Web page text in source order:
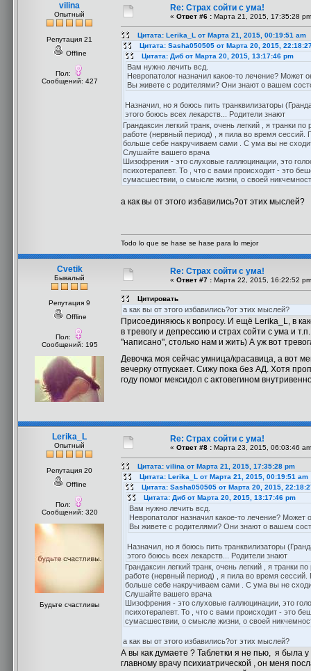
vilina
Опытный
Репутация 21
Offline
Пол:
Сообщений: 427
Re: Страх сойти с ума!
« Ответ #6 : Марта 21, 2015, 17:35:28
Цитата: Lerika_L от Марта 21, 2015, 00:19:51 am
Цитата: Sasha050505 от Марта 20, 2015,
Цитата: Диб от Марта 20, 2015, 13:17:46 pm
Вам нужно лечить всд.
Невропатолог назначил какое-то лечение? Может
Вы живете с родителями? Они знают о вашем
Назначил, но я боюсь пить транквилизаторы
этого боюсь всех лекарств... Родители знают
Грандаксин легкий транк, очень легкий , я транки
работе (нервный период) , я пила во время сессий.
больше себе накручиваем сами . С ума вы не
Слушайте вашего врача
Шизофрения - это слуховые галлюцинации, это
психотерапевт. То , что с вами происходит - это
сумасшествии, о смысле жизни, о своей
а как вы от этого избавились?от этих мыслей?
Todo lo que se hase se hase para lo mejor
Cvetik
Бывалый
Репутация 9
Offline
Пол:
Сообщений: 195
Re: Страх сойти с ума!
« Ответ #7 : Марта 22, 2015, 16:22:52
Цитировать
а как вы от этого избавились?от этих мыслей?
Присоединяюсь к вопросу. И ещё Lerika_L, в
в тревогу и депрессию и страх сойти с ума и
"написано", столько нам и жить) А уж вот
Девочка моя сейчас умница/красавица, а вот
вечерку отпускает. Сижу пока без АД. Хотя
году помог мексидол с актовегином
Lerika_L
Опытный
Репутация 20
Offline
Пол:
Сообщений: 320
Будьте счастливы
Re: Страх сойти с ума!
« Ответ #8 : Марта 23, 2015, 06:03:46
Цитата: vilina от Марта 21, 2015, 17:35:28 pm
Цитата: Lerika_L от Марта 21, 2015, 00:19:51 am
Цитата: Sasha050505 от Марта 20, 2015,
Цитата: Диб от Марта 20, 2015, 13:17:46 pm
Вам нужно лечить всд.
Невропатолог назначил какое-то лечение? Может
Вы живете с родителями? Они знают о вашем
Назначил, но я боюсь пить транквилизаторы
этого боюсь всех лекарств... Родители знают
Грандаксин легкий транк, очень легкий , я транки
работе (нервный период) , я пила во время сессий.
больше себе накручиваем сами . С ума вы не
Слушайте вашего врача
Шизофрения - это слуховые галлюцинации, это
психотерапевт. То , что с вами происходит - это
сумасшествии, о смысле жизни, о своей
а как вы от этого избавились?от этих мыслей?
А вы как думаете ? Таблетки я не пью, я была
главному врачу психиатрической , он меня